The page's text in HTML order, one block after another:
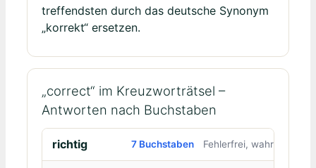
treffendsten durch das deutsche Synonym
„korrekt“ ersetzen.
„correct“ im Kreuzworträtsel –
Antworten nach Buchstaben
richtig 7 Buchstaben Fehlerfrei, wahr